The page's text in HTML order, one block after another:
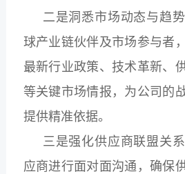
二是洞悉市场动态与趋
球产业链伙伴及市场参与者
最新行业政策、技术革新、
等关键市场情报，为公司的
提供精准依据。
三是强化供应商联盟关
应商进行面对面沟通，确保